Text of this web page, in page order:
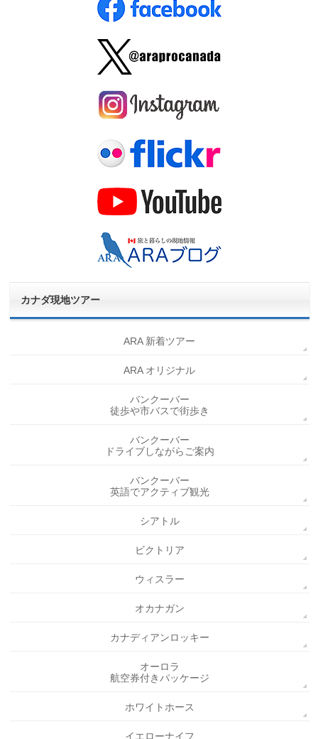
カナダ現地ツアー
ARA 新着ツアー
ARA オリジナル
バンクーバー
徒歩や市バスで街歩き
バンクーバー
ドライブしながらご案内
バンクーバー
英語でアクティブ観光
シアトル
ビクトリア
ウィスラー
オカナガン
カナディアンロッキー
オーロラ
航空券付きパッケージ
ホワイトホース
イエローナイフ